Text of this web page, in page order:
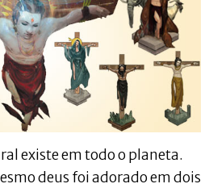
existe em todo o planeta.
deus foi adorado em dois